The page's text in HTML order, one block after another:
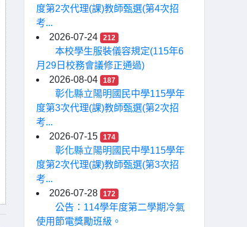
度第2次代理(課)教師甄選(第4次招
考...
2026-07-24
212
本校學生服裝儀容規定(115年6
月29日校務會議修正通過)
2026-08-04
187
彰化縣立陽明國民中學115學年
度第3次代理(課)教師甄選(第2次招
考...
2026-07-15
174
彰化縣立陽明國民中學115學年
度第2次代理(課)教師甄選(第3次招
考...
2026-07-28
172
公告：114學年度第二學期冷氣
使用節電獎勵班級。